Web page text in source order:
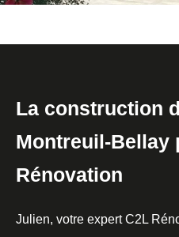
La construction
Montreuil-Bellay
Rénovation
Julien, votre expert C2L